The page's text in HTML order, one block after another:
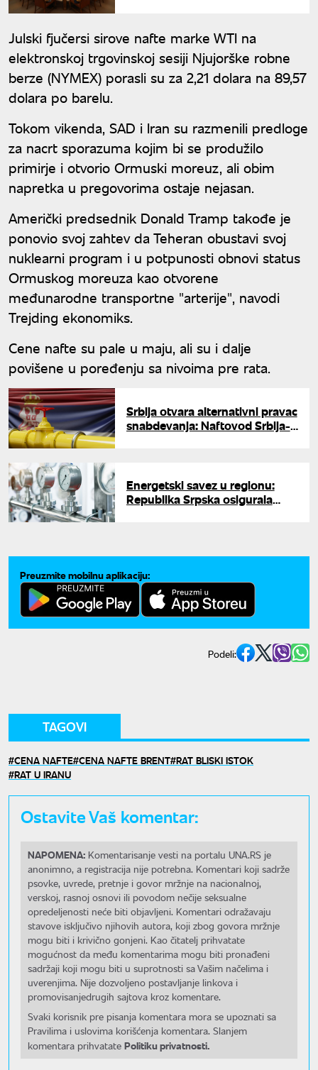
Julski fjučersi sirove nafte marke WTI na
elektronskoj trgovinskoj sesiji Njujorške robne
berze (NYMEX) porasli su za 2,21 dolara na 89,57
dolara po barelu.
Tokom vikenda, SAD i Iran su razmenili predloge
za nacrt sporazuma kojim bi se produžilo
primirje i otvorio Ormuski moreuz, ali obim
napretka u pregovorima ostaje nejasan.
Američki predsednik Donald Tramp takođe je
ponovio svoj zahtev da Teheran obustavi svoj
nuklearni program i u potpunosti obnovi status
Ormuskog moreuza kao otvorene
međunarodne transportne "arterije", navodi
Trejding ekonomiks.
Cene nafte su pale u maju, ali su i dalje
povišene u poređenju sa nivoima pre rata.
Srbija otvara alternativni pravac
snabdevanja: Naftovod Srbija-
Energetski savez u regionu:
Republika Srpska osigurala
Preuzmite mobilnu aplikaciju:
Podeli:
TAGOVI
CENA NAFTE CENA NAFTE BRENT RAT BLISKI ISTOK
RAT U IRANU
Ostavite Vaš komentar:
NAPOMENA: Komentarisanje vesti na portalu UNA.RS je
anonimno, a registracija nije potrebna. Komentari koji sadrže
psovke, uvrede, pretnje i govor mržnje na nacionalnoj,
verskoj, rasnoj osnovi ili povodom nečije seksualne
opredeljenosti neće biti objavljeni. Komentari odražavaju
stavove isključivo njihovih autora, koji zbog govora mržnje
mogu biti i krivično gonjeni. Kao čitatelj prihvatate
mogućnost da među komentarima mogu biti pronađeni
sadržaji koji mogu biti u suprotnosti sa Vašim načelima i
uverenjima. Nije dozvoljeno postavljanje linkova i
promovisanjedrugih sajtova kroz komentare.
Svaki korisnik pre pisanja komentara mora se upoznati sa
Pravilima i uslovima korišćenja komentara. Slanjem
komentara prihvatate Politiku privatnosti.